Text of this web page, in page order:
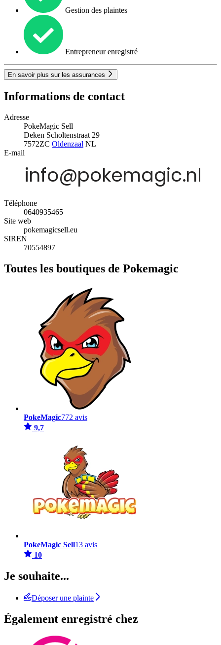
Gestion des plaintes
Entrepreneur enregistré
En savoir plus sur les assurances
Informations de contact
Adresse
PokeMagic Sell
Deken Scholtenstraat 29
7572ZC Oldenzaal NL
E-mail
Téléphone
0640935465
Site web
pokemagicsell.eu
SIREN
70554897
Toutes les boutiques de Pokemagic
PokeMagic772 avis
9,7
PokeMagic Sell13 avis
10
Je souhaite...
Déposer une plainte
Également enregistré chez